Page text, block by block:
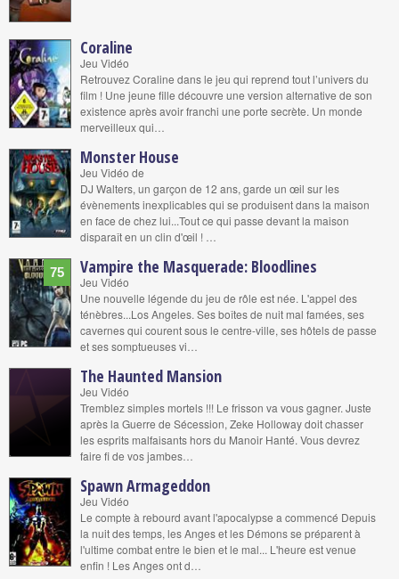
Coraline
Jeu Vidéo
Retrouvez Coraline dans le jeu qui reprend tout l’univers du
film ! Une jeune fille découvre une version alternative de son
existence après avoir franchi une porte secrète. Un monde
merveilleux qui…
Monster House
Jeu Vidéo de
DJ Walters, un garçon de 12 ans, garde un œil sur les
évènements inexplicables qui se produisent dans la maison
en face de chez lui...Tout ce qui passe devant la maison
disparaît en un clin d'œil ! …
75 Vampire the Masquerade: Bloodlines
Jeu Vidéo
Une nouvelle légende du jeu de rôle est née. L'appel des
ténèbres...Los Angeles. Ses boîtes de nuit mal famées, ses
cavernes qui courent sous le centre-ville, ses hôtels de passe
et ses somptueuses vi…
The Haunted Mansion
Jeu Vidéo
Tremblez simples mortels !!! Le frisson va vous gagner. Juste
après la Guerre de Sécession, Zeke Holloway doit chasser
les esprits malfaisants hors du Manoir Hanté. Vous devrez
faire fi de vos jambes…
Spawn Armageddon
Jeu Vidéo
Le compte à rebourd avant l'apocalypse a commencé Depuis
la nuit des temps, les Anges et les Démons se préparent à
l'ultime combat entre le bien et le mal... L'heure est venue
enfin ! Les Anges ont d…